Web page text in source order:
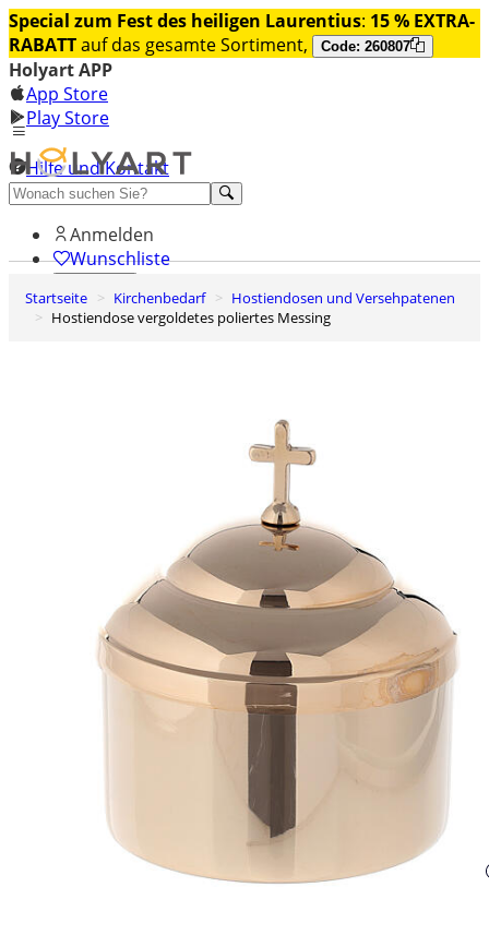
Special zum Fest des heiligen Laurentius: 15 % EXTRA-
RABATTauf das gesamte Sortiment, Code: 260807
Holyart APP
App Store
Play Store
Hilfe und Kontakt
Entdecken Sie Premium
Anmelden
Wunschliste
0
Warenkorb
Startseite Kirchenbedarf
Hostiendosen und Versehpatenen
Hostiendose vergoldetes poliertes Messing